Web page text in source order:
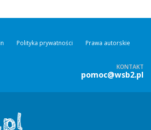
Polityka prywatności Prawa autorskie
KONTAKT
pomoc@wsb2.pl